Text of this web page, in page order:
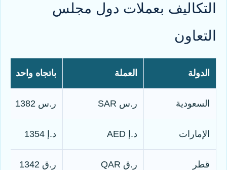
التكاليف بعملات دول مجلس
التعاون
الدولة العملة باتجاه واحد
السعودية ر.س SAR ر.س 1382
الإمارات د.إ AED د.إ 1354
قطر ر.ق QAR ر.ق 1342